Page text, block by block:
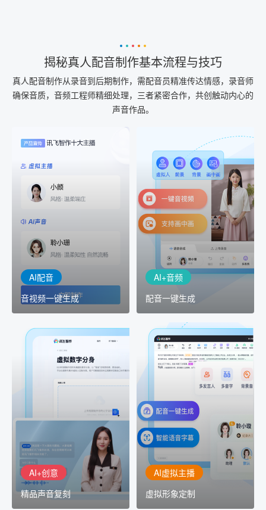
揭秘真人配音制作基本流程与技巧
真人配音制作从录音到后期制作，需配音员精准传达情感，录音师
确保音质，音频工程师精细处理，三者紧密合作，共创触动内心的
声音作品。
AI配音
音视频一键生成
AI配音
音视频一键生成
室"中输入文本或录音，一
出
AI+音频
配音一键生成
AI+音频
配音一键生成
AI+音频：基于全球领先的
TTS能力打造的AI音频制作
工具，输入文本、选择发
音人即可一键生成专业音
AI+创意
精品声音复刻
AI+创意
精品声音复刻
AI+创意：AIGC 能力集中
展示窗口，体验 AIGC 给
生活和生产带来的改变
AI虚拟主播
虚拟形象定制
讯飞智作：让每一个内容
创作者高效生产灵活定制